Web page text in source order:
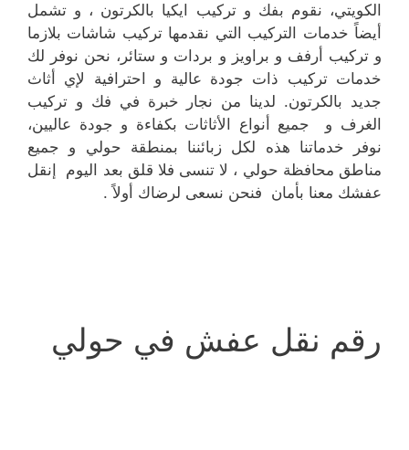
الكويتي، نقوم بفك و تركيب ايكيا بالكرتون ، و تشمل
أيضاً خدمات التركيب التي نقدمها تركيب شاشات بلازما
و تركيب أرفف و براويز و بردات و ستائر، نحن نوفر لك
خدمات تركيب ذات جودة عالية و احترافية لإي أثاث
جديد بالكرتون. لدينا من نجار خبرة في فك و تركيب
الغرف و جميع أنواع الأثاثات بكفاءة و جودة عاليين،
نوفر خدماتنا هذه لكل زبائننا بمنطقة حولي و جميع
مناطق محافظة حولي ، لا تنسى فلا قلق بعد اليوم إنقل
عفشك معنا بأمان فنحن نسعى لرضاك أولاً .
رقم نقل عفش في حولي